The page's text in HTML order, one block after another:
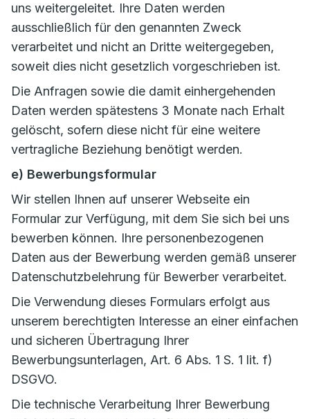
uns weitergeleitet. Ihre Daten werden
ausschließlich für den genannten Zweck
verarbeitet und nicht an Dritte weitergegeben,
soweit dies nicht gesetzlich vorgeschrieben ist.
Die Anfragen sowie die damit einhergehenden
Daten werden spätestens 3 Monate nach Erhalt
gelöscht, sofern diese nicht für eine weitere
vertragliche Beziehung benötigt werden.
e) Bewerbungsformular
Wir stellen Ihnen auf unserer Webseite ein
Formular zur Verfügung, mit dem Sie sich bei uns
bewerben können. Ihre personenbezogenen
Daten aus der Bewerbung werden gemäß unserer
Datenschutzbelehrung für Bewerber verarbeitet.
Die Verwendung dieses Formulars erfolgt aus
unserem berechtigten Interesse an einer einfachen
und sicheren Übertragung Ihrer
Bewerbungsunterlagen, Art. 6 Abs. 1 S. 1 lit. f)
DSGVO.
Die technische Verarbeitung Ihrer Bewerbung